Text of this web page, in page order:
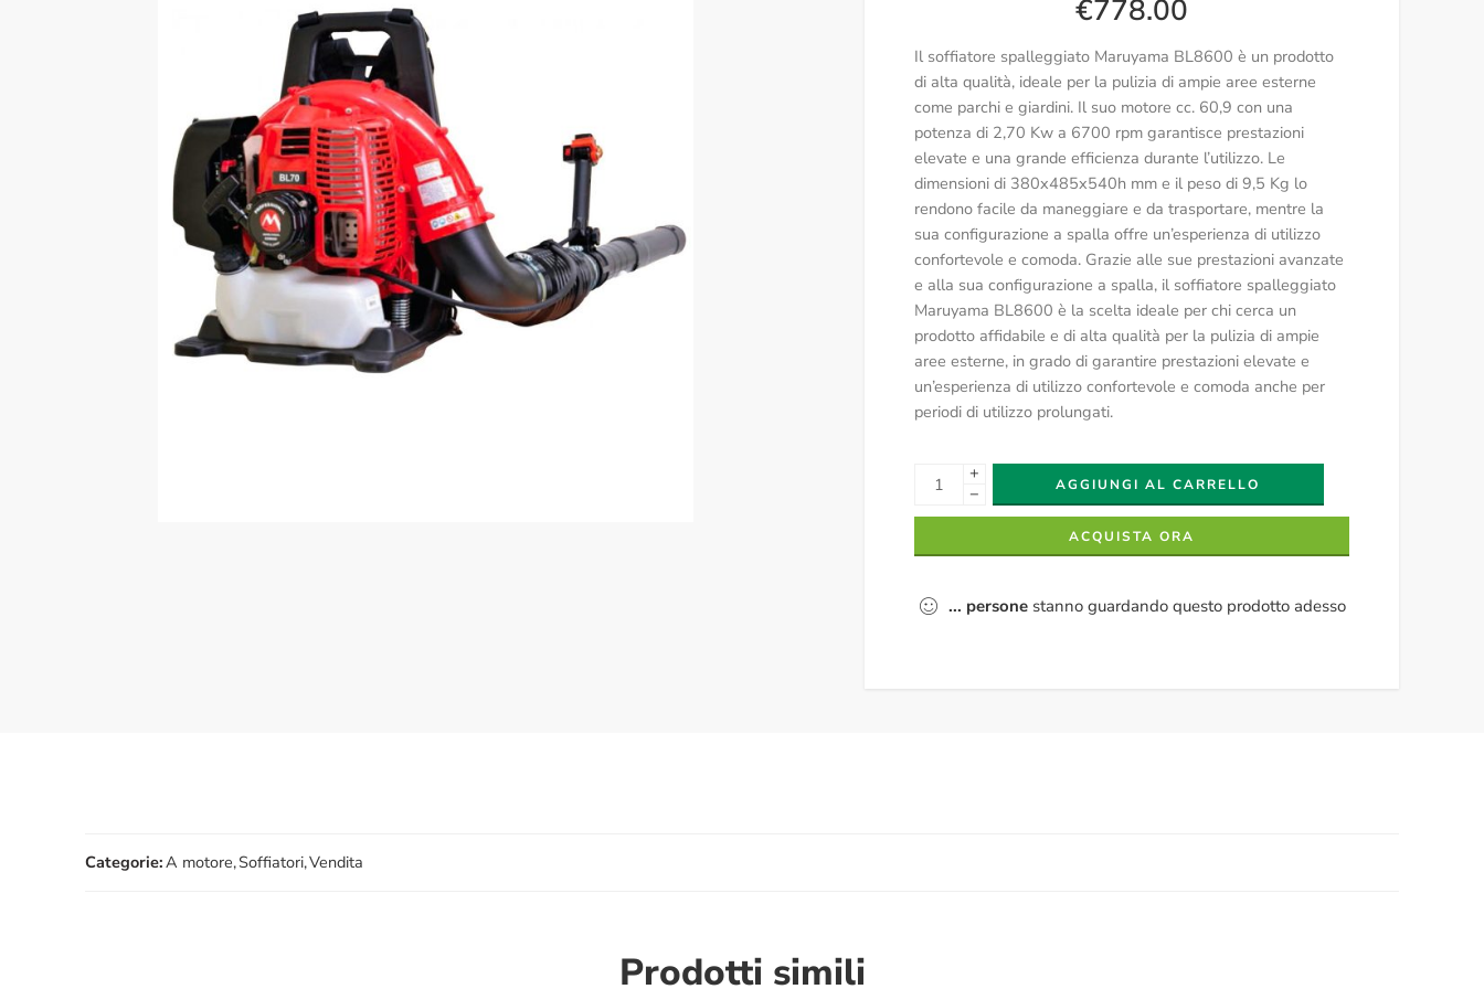
€778.00
Il soffiatore spalleggiato Maruyama BL8600 è un prodotto
di alta qualità, ideale per la pulizia di ampie aree esterne
come parchi e giardini. Il suo motore cc. 60,9 con una
potenza di 2,70 Kw a 6700 rpm garantisce prestazioni
elevate e una grande efficienza durante l’utilizzo. Le
dimensioni di 380x485x540h mm e il peso di 9,5 Kg lo
rendono facile da maneggiare e da trasportare, mentre la
sua configurazione a spalla offre un’esperienza di utilizzo
confortevole e comoda. Grazie alle sue prestazioni avanzate
e alla sua configurazione a spalla, il soffiatore spalleggiato
Maruyama BL8600 è la scelta ideale per chi cerca un
prodotto affidabile e di alta qualità per la pulizia di ampie
aree esterne, in grado di garantire prestazioni elevate e
un’esperienza di utilizzo confortevole e comoda anche per
periodi di utilizzo prolungati.
+
−
AGGIUNGI AL CARRELLO
ACQUISTA ORA
... personestanno guardando questo prodotto adesso
Categorie:A motore,Soffiatori,Vendita
Prodotti simili